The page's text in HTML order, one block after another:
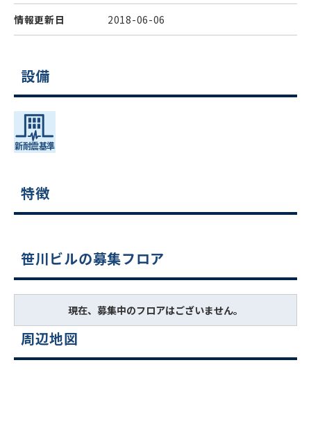
情報更新日 2018-06-06
設備
特徴
笹川ビルの募集フロア
現在、募集中のフロアはございません。
周辺地図